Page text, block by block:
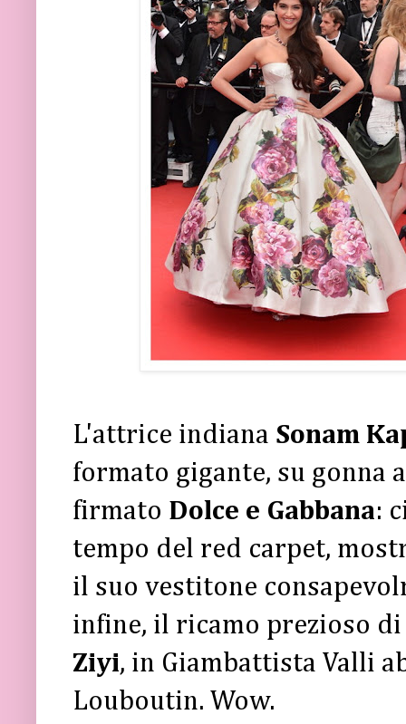
L'attrice indiana Sonam
formato gigante, su gonna
firmato Dolce e Gabbana:
tempo del red carpet,
il suo vestitone
infine, il ricamo prezioso
Ziyi, in Giambattista Valli
Louboutin. Wow.